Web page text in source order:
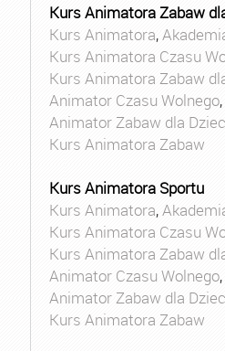
Kurs Animatora Zabaw
Kurs Animatora,
Kurs Animatora Czasu
Kurs Animatora Zabaw
Animator Czasu Wolnego,
Animator Zabaw dla
Kurs Animatora Zabaw
Kurs Animatora Sportu
Kurs Animatora,
Kurs Animatora Czasu
Kurs Animatora Zabaw
Animator Czasu Wolnego,
Animator Zabaw dla
Kurs Animatora Zabaw